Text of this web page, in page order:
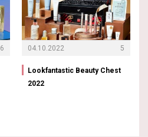
6 04.10.2022 5
Lookfantastic Beauty Chest
2022